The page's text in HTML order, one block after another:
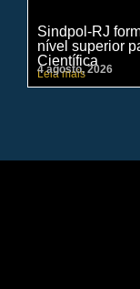
Sindpol-RJ
nível superior
Científica
Leia mais
4 agosto, 2026